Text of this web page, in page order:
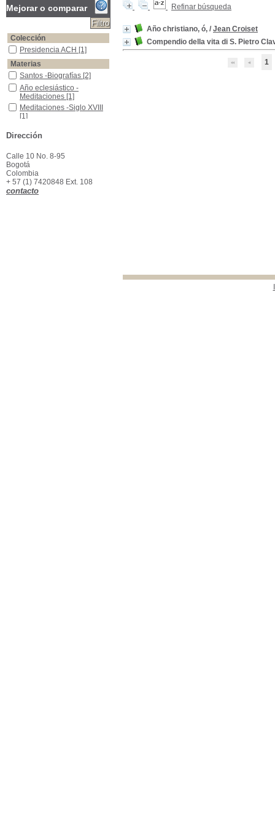
Refinar búsqueda
Año christiano, ó, / Jean Croiset
Compendio della vita di S. Pietro
1
Mejorar o comparar
Colección
Presidencia ACH
Presidencia ACH [1]
Materias
Santos -Biografías
Santos -Biografías [2]
Año eclesiástico -Meditaciones
Año eclesiástico -
Meditaciones [1]
Meditaciones -Siglo XVIII
Meditaciones -Siglo XVIII
[1]
Santos -Culto
Santos -Culto
Dirección
Calle 10 No. 8-95
Bogotá
Colombia
+ 57 (1) 7420848 Ext. 108
contacto